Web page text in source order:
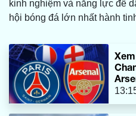
kinh nghiệm và năng lực để
hội bóng đá lớn nhất hành